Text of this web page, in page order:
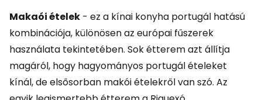
Makaói ételek - ez a kínai konyha portugál hatású
kombinációja, különösen az európai fűszerek
használata tekintetében. Sok étterem azt állítja
magáról, hogy hagyományos portugál ételeket
kínál, de elsősorban makói ételekről van szó. Az